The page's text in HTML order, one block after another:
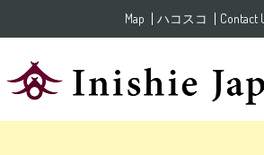
Map ハコスコ Contact